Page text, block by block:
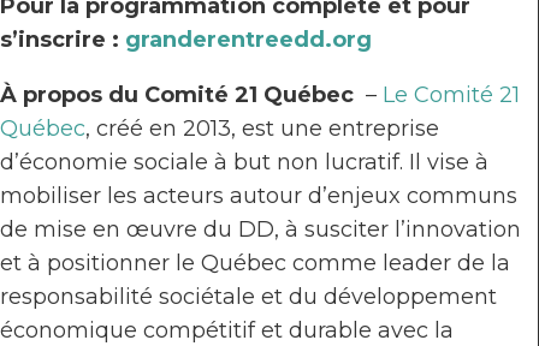
Pour la programmation complète et pour
s’inscrire : granderentreedd.org
À propos du Comité 21 Québec – Le Comité 21
Québec, créé en 2013, est une entreprise
d’économie sociale à but non lucratif. Il vise à
mobiliser les acteurs autour d’enjeux communs
de mise en œuvre du DD, à susciter l’innovation
et à positionner le Québec comme leader de la
responsabilité sociétale et du développement
économique compétitif et durable avec la